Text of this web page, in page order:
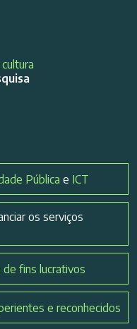
Pública e ICT
os serviços
fins lucrativos
e reconhecidos